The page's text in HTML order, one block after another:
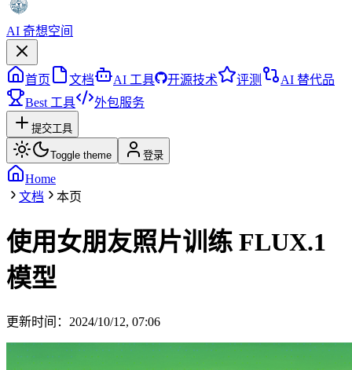
AI 奇想空间
首页 文档 AI 工具 开源技术 评测
AI 替代品
Best 工具
外包服务
提交工具
Toggle theme 登录
Home
文档
本页
使用女朋友照片训练 FLUX.1
模型
更新时间： 2024/10/12, 07:06